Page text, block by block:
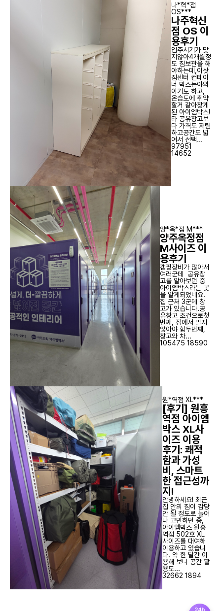
나*혁*점
OS***
나주혁신
점 OS 이
용후기
입주시기가 맞
지않아4개월정
도 짐보관을 해
야하는데,이삿
짐센터 컨테이
너 박스는야외
이기도 하고,
온습도에 취약
할거 같아찾게
된 아이엠박스!
타 공유창고보
다 가격도 저렴
하고공간도 넓
어서 선택...
97951
14652
양*옥*점 M***
양주옥정점
M사이즈 이
용후기
캠핑장비가 많아서
여러군데 공유창
고를 알아보던 중
아이엠박스라는 곳
을 알게되었네요.
집 근처 3군데 창
고가 있습니다.공
유창고 조건으로첫
번째, 집에서 멀지
않아야 함두번째,
창고와 차...
105475 18590
원*역점 XL***
[후기] 원흥
역점 아이엠
박스 XL사
이즈 이용
후기: 쾌적
함과 가성
비, 스마트
한 접근성까
지!
안녕하세요! 최근
집 안의 짐이 감당
안 될 정도로 늘어
나 고민하던 중,
아이엠박스 원흥
역점 502호 XL
사이즈를 대여해
이용하고 있습니
다. 약 한 달간 이
용해 보니 공간 활
용도...
32662 1894